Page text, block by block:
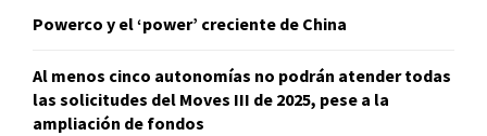
Powerco y el ‘power’ creciente de China
Al menos cinco autonomías no podrán atender todas
las solicitudes del Moves III de 2025, pese a la
ampliación de fondos